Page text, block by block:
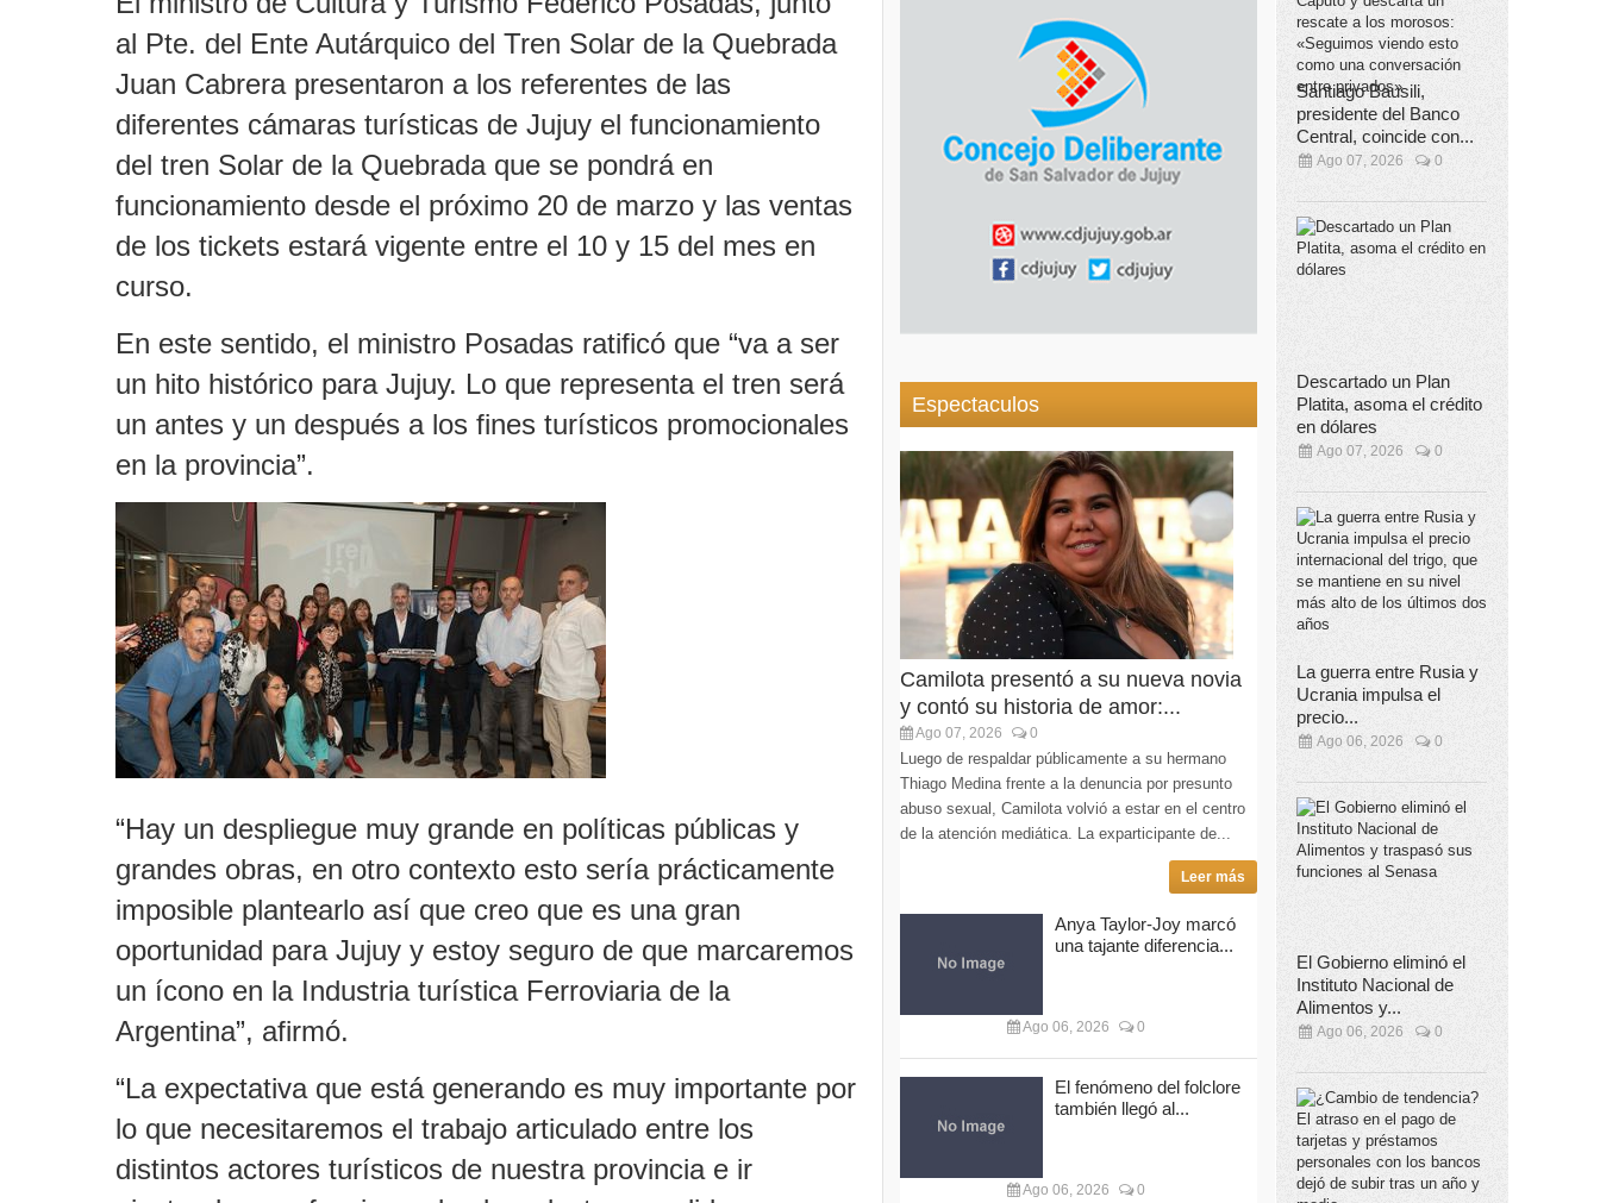
al Pte. del Ente Autárquico del Tren Solar de la Quebrada
Juan Cabrera presentaron a los referentes de las
diferentes cámaras turísticas de Jujuy el funcionamiento
del tren Solar de la Quebrada que se pondrá en
funcionamiento desde el próximo 20 de marzo y las ventas
de los tickets estará vigente entre el 10 y 15 del mes en
curso.
En este sentido, el ministro Posadas ratificó que “va a ser
un hito histórico para Jujuy. Lo que representa el tren será
un antes y un después a los fines turísticos promocionales
en la provincia”.
“Hay un despliegue muy grande en políticas públicas y
grandes obras, en otro contexto esto sería prácticamente
imposible plantearlo así que creo que es una gran
oportunidad para Jujuy y estoy seguro de que marcaremos
un ícono en la Industria turística Ferroviaria de la
Argentina”, afirmó.
“La expectativa que está generando es muy importante por
lo que necesitaremos el trabajo articulado entre los
distintos actores turísticos de nuestra provincia e ir
Espectaculos
Camilota presentó a su nueva novia
y contó su historia de amor:...
Ago 07, 2026 0
Luego de respaldar públicamente a su hermano
Thiago Medina frente a la denuncia por presunto
abuso sexual, Camilota volvió a estar en el centro
de la atención mediática. La exparticipante de...
Leer más
Anya Taylor-Joy marcó
una tajante diferencia...
Ago 06, 2026 0
El fenómeno del folclore
también llegó al...
Ago 06, 2026 0
Santiago Bausili,
presidente del Banco
Central, coincide con...
Ago 07, 2026 0
Descartado un Plan
Platita, asoma el crédito
en dólares
Ago 07, 2026 0
La guerra entre Rusia y
Ucrania impulsa el
precio...
Ago 06, 2026 0
El Gobierno eliminó el
Instituto Nacional de
Alimentos y...
Ago 06, 2026 0